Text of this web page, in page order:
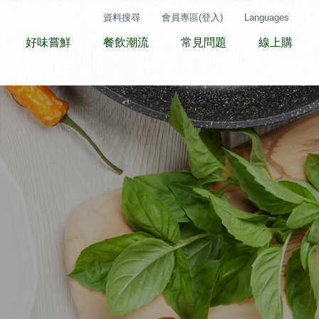
好味嘗鮮 餐飲潮流 常見問題 線上購
資料搜尋 會員專區(登入) Languages